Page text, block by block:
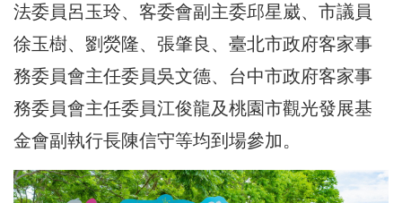
法委員呂玉玲、客委會副主委邱星崴、市議員
徐玉樹、劉熒隆、張肇良、臺北市政府客家事
務委員會主任委員吳文德、台中市政府客家事
務委員會主任委員江俊龍及桃園市觀光發展基
金會副執行長陳信守等均到場參加。